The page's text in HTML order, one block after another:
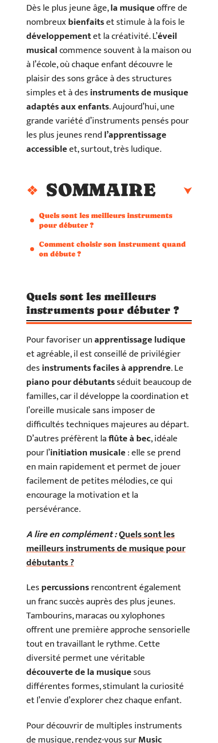
Dès le plus jeune âge,la musiqueoffre de
nombreuxbienfaitset stimule à la fois le
développementet la créativité. L’éveil
musicalcommence souvent à la maison ou
à l’école, où chaque enfant découvre le
plaisir des sons grâce à des structures
simples et à desinstruments de musique
adaptés aux enfants. Aujourd’hui, une
grande variété d’instruments pensés pour
les plus jeunes rendl’apprentissage
accessibleet, surtout, très ludique.
SOMMAIRE
Quels sont les meilleurs instruments
pour débuter ?
Comment choisir son instrument quand
on débute ?
Quels sont les meilleurs
instruments pour débuter ?
Pour favoriser unapprentissage ludique
et agréable, il est conseillé de privilégier
desinstruments faciles à apprendre. Le
piano pour débutantsséduit beaucoup de
familles, car il développe la coordination et
l’oreille musicale sans imposer de
difficultés techniques majeures au départ.
D’autres préfèrent laflûte à bec, idéale
pour l’initiation musicale: elle se prend
en main rapidement et permet de jouer
facilement de petites mélodies, ce qui
encourage la motivation et la
persévérance.
A lire en complément :Quels sont les
meilleurs instruments de musique pour
débutants ?
Lespercussionsrencontrent également
un franc succès auprès des plus jeunes.
Tambourins, maracas ou xylophones
offrent une première approche sensorielle
tout en travaillant le rythme. Cette
diversité permet une véritable
découverte de la musiquesous
différentes formes, stimulant la curiosité
et l’envie d’explorer chez chaque enfant.
Pour découvrir de multiples instruments
de musique, rendez-vous surMusic